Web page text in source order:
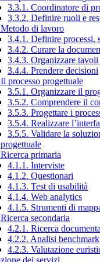
3.3.1. Coordinatore di
3.3.2. Definire ruoli e
di lavoro
3.4.1. Definire processi,
3.4.2. Curare la
3.4.3. Organizzare
3.4.4. Prendere decisioni
processo progettuale
3.5.1. Organizzare il
3.5.2. Comprendere il
3.5.3. Progettare i
3.5.4. Realizzare
3.5.5. Validare la
primaria
4.1.1. Interviste
4.1.2. Questionari
4.1.3. Test di usabilità
4.1.4. Web analytics
4.1.5. Strumenti di
secondaria
4.2.1. Ricerca
4.2.2. Analisi benchmark
4.2.3. Valutazione
dei servizi